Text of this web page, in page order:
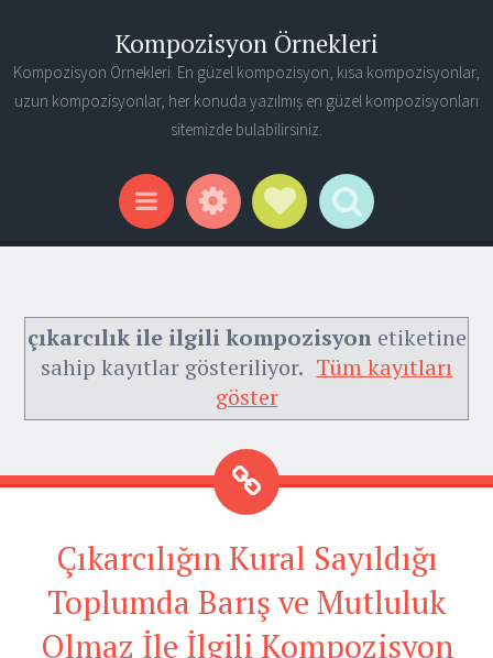
Kompozisyon Örnekleri
Kompozisyon Örnekleri. En güzel kompozisyon, kısa kompozisyonlar,
uzun kompozisyonlar, her konuda yazılmış en güzel kompozisyonları
sitemizde bulabilirsiniz.
Menu WidgetsSocial Links
Search
çıkarcılık ile ilgili kompozisyonetiketine
sahip kayıtlar gösteriliyor. Tüm kayıtları
göster
Çıkarcılığın Kural Sayıldığı
Toplumda Barış ve Mutluluk
Olmaz İle İlgili Kompozisyon